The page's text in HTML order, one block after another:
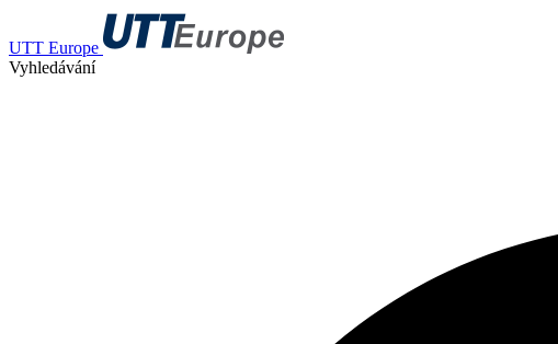
UTT Europe
Vyhledávání